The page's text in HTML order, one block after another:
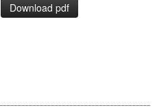
Download pdf